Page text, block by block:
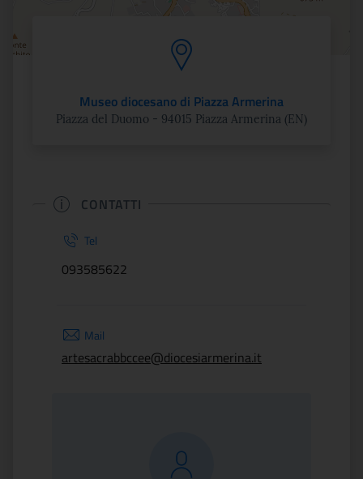
Museo diocesano di Piazza Armerina
Piazza del Duomo - 94015 Piazza Armerina (EN)
CONTATTI
Tel
093585622
Mail
artesacrabbccee@diocesiarmerina.it